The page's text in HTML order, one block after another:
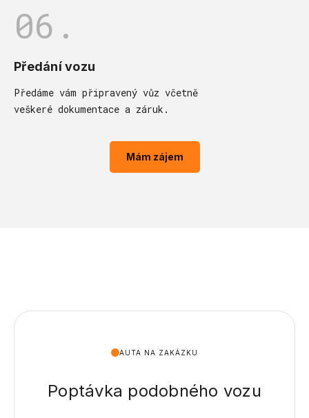
06.
Předání vozu
Předáme vám připravený vůz včetně
veškeré dokumentace a záruk.
Mám zájem
AUTA NA ZAKÁZKU
Poptávka podobného vozu